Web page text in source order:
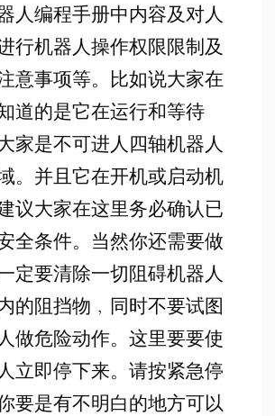
人编程手册中内容及对人
行机器人操作权限限制及
意事项等。比如说大家在
道的是它在运行和等待
家是不可进人四轴机器人
。并且它在开机或启动机
议大家在这里务必确认已
全条件。当然你还需要做
定要清除一切阻碍机器人
的阻挡物﹐同时不要试图
做危险动作。这里要要使
立即停下来。请按紧急停
要是有不明白的地方可以